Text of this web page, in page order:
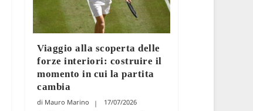
Viaggio alla scoperta delle
forze interiori: costruire il
momento in cui la partita
cambia
Mauro Marino 17/07/2026